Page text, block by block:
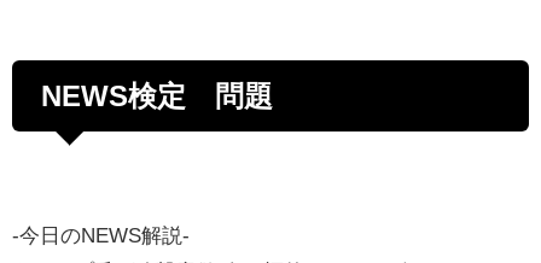
NEWS検定 問題
-今日のNEWS解説-